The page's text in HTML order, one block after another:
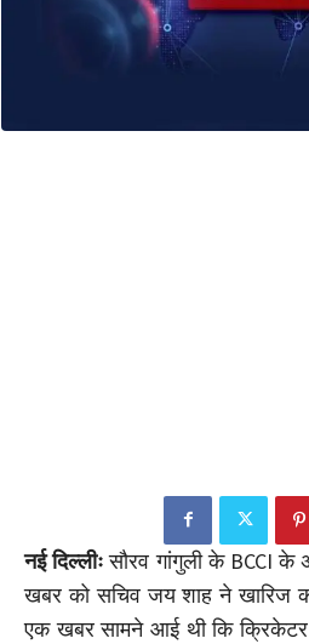
नई दिल्लीःसौरव गांगुली के BCCI के
खबर को सचिव जय शाह ने खारिज
एक खबर सामने आई थी कि क्रिकेटर